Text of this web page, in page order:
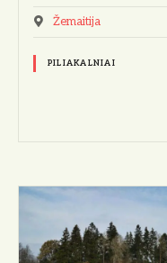
Žemaitija
PILIAKALNIAI